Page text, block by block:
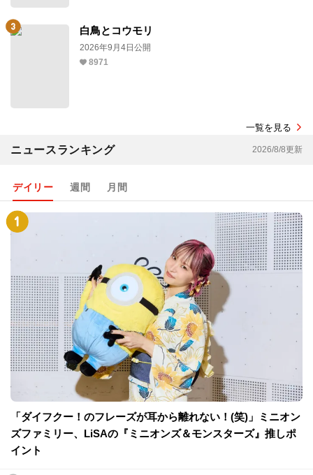
白鳥とコウモリ
2026年9月4日公開
8971
一覧を見る
ニュースランキング 2026/8/8更新
デイリー 週間 月間
「ダイフクー！のフレーズが耳から離れない！(笑)」ミニオン
ズファミリー、LiSAの『ミニオンズ＆モンスターズ』推しポ
イント